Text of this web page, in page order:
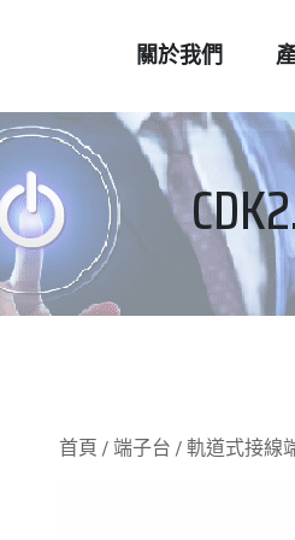
關於我們
首頁 / 端子台 / 軌道式接線